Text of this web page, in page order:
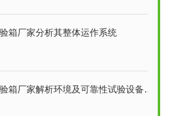
箱厂家分析其整体运作系统
厂家解析环境及可靠性试验设备选择原则